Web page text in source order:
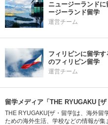
ニュージーランド
ージーランド留学
運営チーム
フィリピンに留学
のフィリピン留学
運営チーム
留学メディア「THE RYUGAKU [ザ
THE RYUGAKU[ザ・留学]は、海外留
ための海外生活、学校などの情報が集